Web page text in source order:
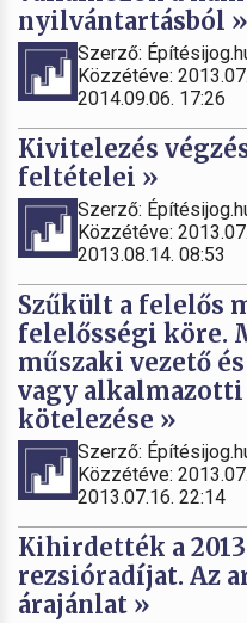
nyilvántartásból »
Szerző:
Közzétéve:
2014.09.06. 17:26
Kivitelezés
feltételei »
Szerző:
Közzétéve:
2013.08.14. 08:53
Szűkült a felelős
felelősségi köre.
műszaki vezető
vagy
kötelezése »
Szerző:
Közzétéve:
2013.07.16. 22:14
Kihirdették a
rezsióradíjat. Az
árajánlat »